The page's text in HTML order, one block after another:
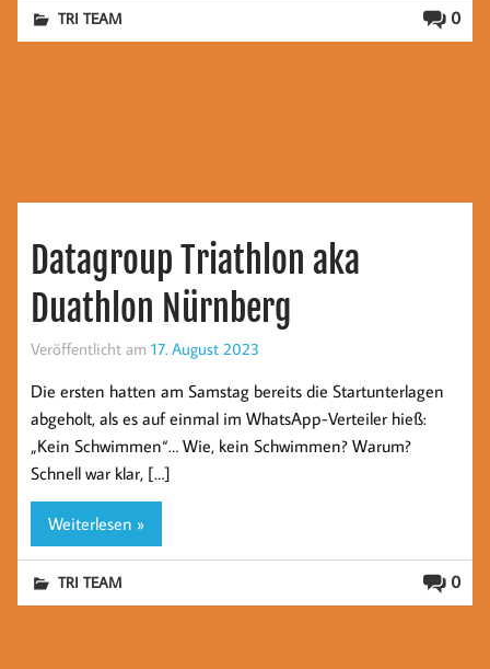
0
TRI TEAM
Datagroup Triathlon aka
Duathlon Nürnberg
Veröffentlicht am 17. August 2023
Die ersten hatten am Samstag bereits die Startunterlagen
abgeholt, als es auf einmal im WhatsApp-Verteiler hieß:
„Kein Schwimmen“… Wie, kein Schwimmen? Warum?
Schnell war klar, […]
Weiterlesen »
0
TRI TEAM